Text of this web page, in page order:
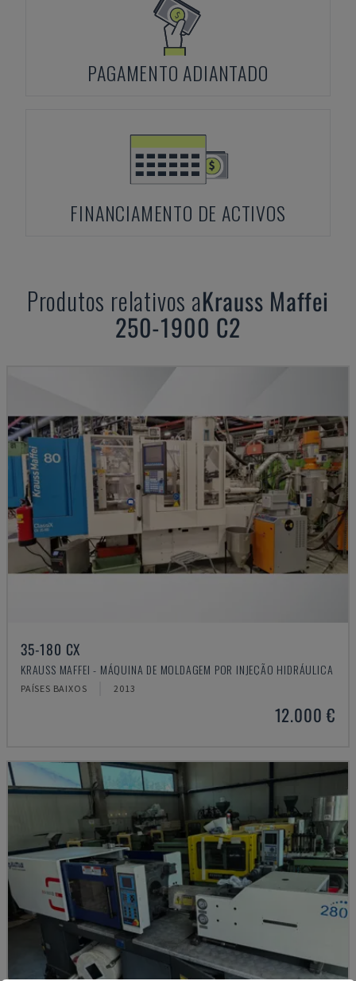
PAGAMENTO ADIANTADO
FINANCIAMENTO DE ACTIVOS
Produtos relativos aKrauss Maffei
250-1900 C2
35-180 CX
KRAUSS MAFFEI - MÁQUINA DE MOLDAGEM POR INJEÇÃO HIDRÁULICA
PAÍSES BAIXOS 2013
12.000 €